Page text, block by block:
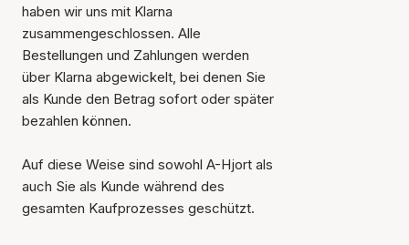
haben wir uns mit Klarna
zusammengeschlossen. Alle
Bestellungen und Zahlungen werden
über Klarna abgewickelt, bei denen Sie
als Kunde den Betrag sofort oder später
bezahlen können.
Auf diese Weise sind sowohl A-Hjort als
auch Sie als Kunde während des
gesamten Kaufprozesses geschützt.